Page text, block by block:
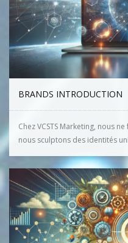
BRANDS INTRODUCTION
Chez VCSTS Marketing, nous
nous sculptons des identités